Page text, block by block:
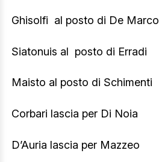
Ghisolfi al posto di De Marco
Siatonuis al posto di Erradi
Maisto al posto di Schimenti
Corbari lascia per Di Noia
D’Auria lascia per Mazzeo